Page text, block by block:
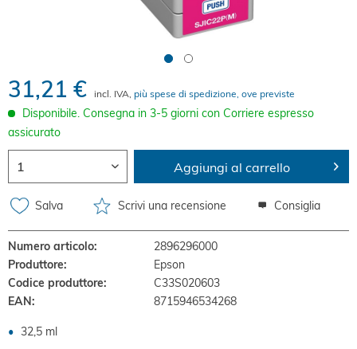
31,21 € incl. IVA, più spese di spedizione, ove previste
Disponibile. Consegna in 3-5 giorni con Corriere espresso
assicurato
Aggiungi al carrello
Salva Scrivi una recensione Consiglia
Numero articolo:
2896296000
Produttore:
Epson
Codice produttore:
C33S020603
EAN:
8715946534268
32,5 ml